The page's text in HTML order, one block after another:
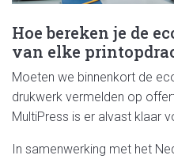
Hoe bereken je de
van elke
Moeten we binnenkort de
drukwerk vermelden op
MultiPress is er alvast klaar
In samenwerking met het